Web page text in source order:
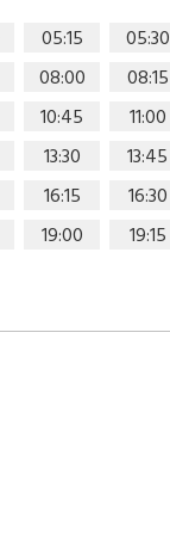
05:15 05:30
08:00 08:15
10:45 11:00
13:30 13:45
16:15 16:30
19:00 19:15